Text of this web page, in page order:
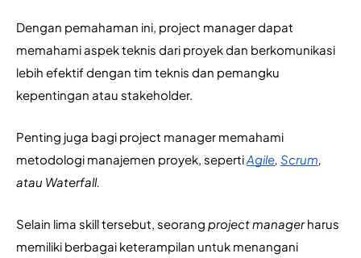
Dengan pemahaman ini, project manager dapat
memahami aspek teknis dari proyek dan berkomunikasi
lebih efektif dengan tim teknis dan pemangku
kepentingan atau stakeholder.
Penting juga bagi project manager memahami
metodologi manajemen proyek, seperti Agile, Scrum,
atau Waterfall.
Selain lima skill tersebut, seorang project manager harus
memiliki berbagai keterampilan untuk menangani